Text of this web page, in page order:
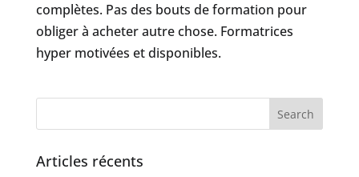
complètes. Pas des bouts de formation pour
obliger à acheter autre chose. Formatrices
hyper motivées et disponibles.
Search
Articles récents